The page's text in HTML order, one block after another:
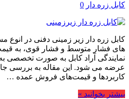
کابل زره دار 0
کابل زره دار زیر زمینی دفنی در انوع
های فشار متوسط و فشار قوی، به
نمایندگی آراد کابل به صورت تخصصی
عرضه می شود. این مقاله به بررسی
کاربردها و قیمت‌های فروش عمده …
بیشتر بخوانید »